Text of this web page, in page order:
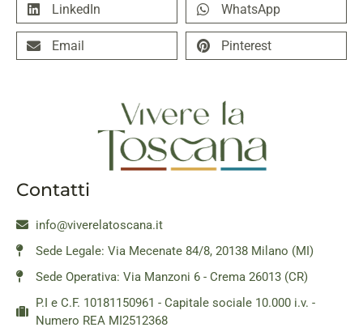
LinkedIn WhatsApp
Email Pinterest
Contatti
info@viverelatoscana.it
Sede Legale: Via Mecenate 84/8, 20138 Milano (MI)
Sede Operativa: Via Manzoni 6 - Crema 26013 (CR)
P.I e C.F. 10181150961 - Capitale sociale 10.000 i.v. -
Numero REA MI2512368